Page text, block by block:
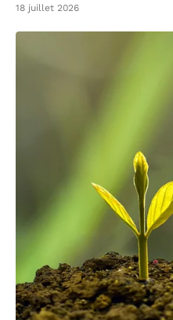
18 juillet 2026